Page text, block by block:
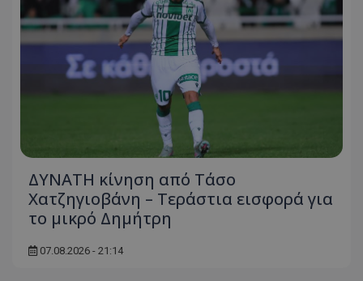
ΔΥΝΑΤΗ κίνηση από Τάσο
Χατζηγιοβάνη – Τεράστια εισφορά για
το μικρό Δημήτρη
07.08.2026 - 21:14